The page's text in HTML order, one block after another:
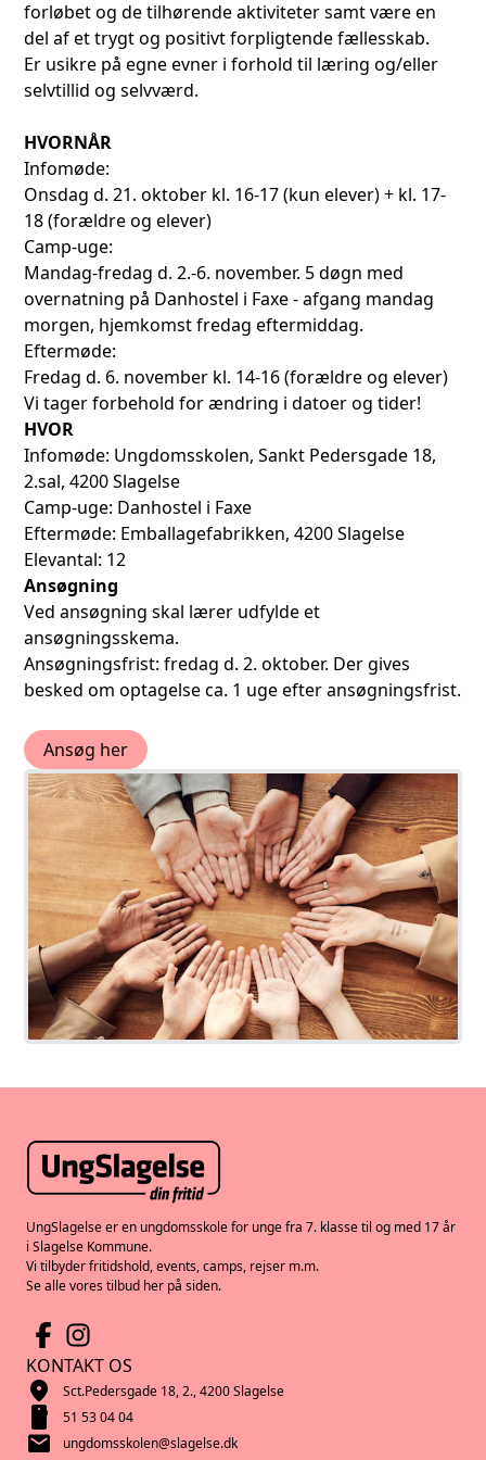
forløbet og de tilhørende aktiviteter samt være en
del af et trygt og positivt forpligtende fællesskab.
Er usikre på egne evner i forhold til læring og/eller
selvtillid og selvværd.
HVORNÅR
Infomøde:
Onsdag d. 21. oktober kl. 16-17 (kun elever) + kl. 17-
18 (forældre og elever)
Camp-uge:
Mandag-fredag d. 2.-6. november. 5 døgn med
overnatning på Danhostel i Faxe - afgang mandag
morgen, hjemkomst fredag eftermiddag.
Eftermøde:
Fredag d. 6. november kl. 14-16 (forældre og elever)
Vi tager forbehold for ændring i datoer og tider!
HVOR
Infomøde: Ungdomsskolen, Sankt Pedersgade 18,
2.sal, 4200 Slagelse
Camp-uge: Danhostel i Faxe
Eftermøde: Emballagefabrikken, 4200 Slagelse
Elevantal: 12
Ansøgning
Ved ansøgning skal lærer udfylde et
ansøgningsskema.
Ansøgningsfrist: fredag d. 2. oktober. Der gives
besked om optagelse ca. 1 uge efter ansøgningsfrist.
Ansøg her
UngSlagelse er en ungdomsskole for unge fra 7. klasse til og med 17 år
i Slagelse Kommune.
Vi tilbyder fritidshold, events, camps, rejser m.m.
Se alle vores tilbud her på siden.
KONTAKT OS
location_on Sct.Pedersgade 18, 2., 4200 Slagelse
smartphone 51 53 04 04
mail ungdomsskolen@slagelse.dk